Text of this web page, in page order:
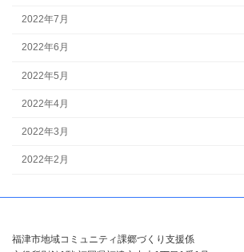
2022年7月
2022年6月
2022年5月
2022年4月
2022年3月
2022年2月
福津市地域コミュニティ課郷づくり支援係